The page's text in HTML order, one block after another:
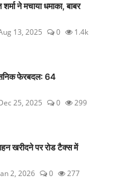
ने मचाया धमाका, बाबर
13, 2025 0 1.4k
फेरबदल: 64
25, 2025 0 299
खरीदने पर रोड टैक्स में
2, 2026 0 277